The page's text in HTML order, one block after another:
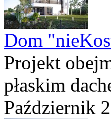
Dom
Projekt
płaskim
Październik